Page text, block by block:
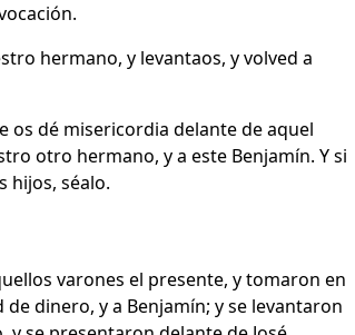
hermano, y levantaos, y volved a
os dé misericordia delante de aquel
otro hermano, y a este Benjamín. Y si
hijos, séalo.
varones el presente, y tomaron en
dinero, y a Benjamín; y se levantaron